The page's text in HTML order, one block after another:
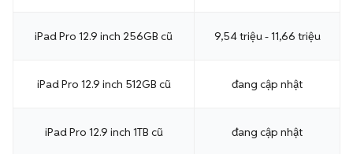
iPad Pro 12.9 inch 256GB cũ 9,54 triệu - 11,66 triệu
iPad Pro 12.9 inch 512GB cũ đang cập nhật
iPad Pro 12.9 inch 1TB cũ đang cập nhật